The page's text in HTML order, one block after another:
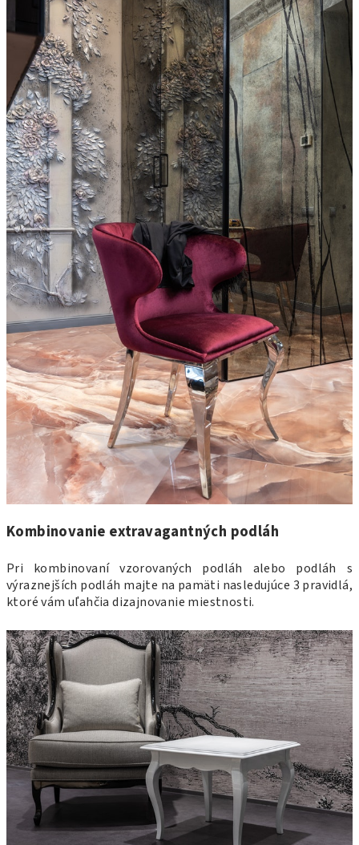
Kombinovanie extravagantných podláh
Pri kombinovaní vzorovaných podláh alebo podláh s
výraznejších podláh majte na pamäti nasledujúce 3 pravidlá,
ktoré vám uľahčia dizajnovanie miestnosti.